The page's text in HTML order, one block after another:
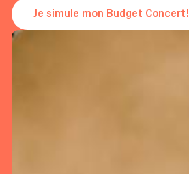
Je simule mon Budget Concert!